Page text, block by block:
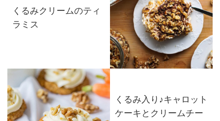
くるみクリームのティ
ラミス
くるみ入り♪キャロット
ケーキとクリームチー